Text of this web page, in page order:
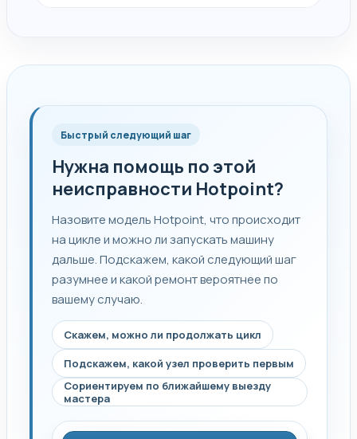
Быстрый следующий шаг
Нужна помощь по этой
неисправности Hotpoint?
Назовите модель Hotpoint, что происходит
на цикле и можно ли запускать машину
дальше. Подскажем, какой следующий шаг
разумнее и какой ремонт вероятнее по
вашему случаю.
Скажем, можно ли продолжать цикл
Подскажем, какой узел проверить первым
Сориентируем по ближайшему выезду
мастера